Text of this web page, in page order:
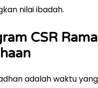
nilai ibadah.
CSR
adalah waktu